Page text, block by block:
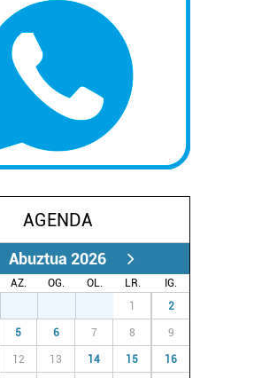
AGENDA
Abuztua 2026
AZ. OG. OL. LR.
IG.
1 2
5 6 7 8 9
12 13 14 15 16